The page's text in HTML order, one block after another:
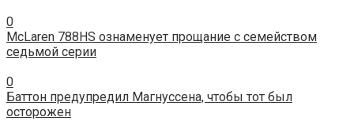
0
McLaren 788HS ознаменует прощание с семейством
седьмой серии
0
Баттон предупредил Магнуссена, чтобы тот был
осторожен